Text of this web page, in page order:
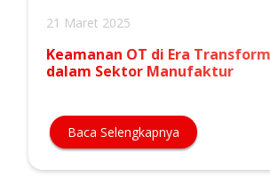
21 Maret 2025
Keamanan OT di Era
dalam Sektor Manufaktur
Baca Selengkapnya